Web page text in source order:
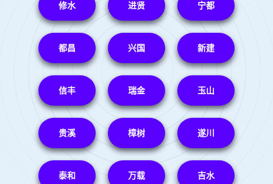
修水 进贤 宁都
都昌 兴国 新建
信丰 瑞金 玉山
贵溪 樟树 遂川
泰和 万载 吉水